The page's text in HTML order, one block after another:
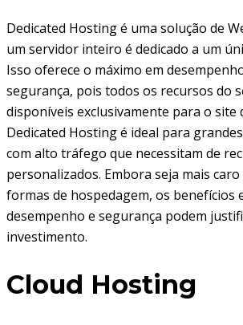
Dedicated Hosting é uma solução de
um servidor inteiro é dedicado a um
Isso oferece o máximo em
segurança, pois todos os recursos do
disponíveis exclusivamente para o site
Dedicated Hosting é ideal para
com alto tráfego que necessitam de
personalizados. Embora seja mais
formas de hospedagem, os benefícios
desempenho e segurança podem
investimento.
Cloud Hosting